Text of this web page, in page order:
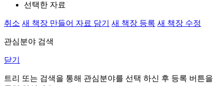
선택한 자료
취소 새 책장 만들어 자료 담기 새 책장 등록 새 책장 수정
관심분야 검색
닫기
트리 또는 검색을 통해 관심분야를 선택 하신 후 등록 버튼을